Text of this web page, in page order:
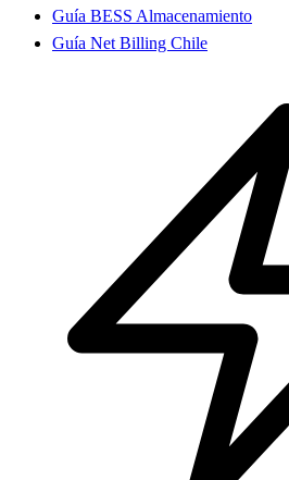
Guía BESS Almacenamiento
Guía Net Billing Chile